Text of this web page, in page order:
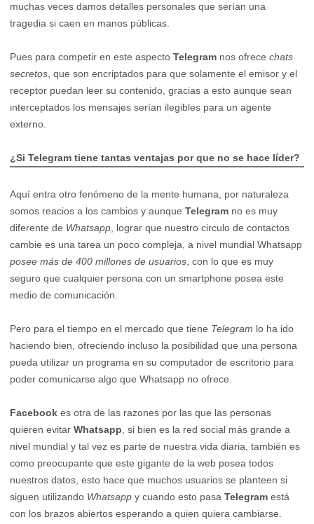
muchas veces damos detalles personales que serían una
tragedia si caen en manos públicas.
Pues para competir en este aspecto Telegram nos ofrece chats
secretos , que son encriptados para que solamente el emisor y el
receptor puedan leer su contenido, gracias a esto aunque sean
interceptados los mensajes serían ilegibles para un agente
externo.
¿Si Telegram tiene tantas ventajas por que no se hace líder?
Aquí entra otro fenómeno de la mente humana, por naturaleza
somos reacios a los cambios y aunque Telegram no es muy
diferente de Whatsapp , lograr que nuestro circulo de contactos
cambie es una tarea un poco compleja, a nivel mundial Whatsapp
posee más de 400 millones de usuarios , con lo que es muy
seguro que cualquier persona con un smartphone posea este
medio de comunicación.
Pero para el tiempo en el mercado que tiene Telegram lo ha ido
haciendo bien, ofreciendo incluso la posibilidad que una persona
pueda utilizar un programa en su computador de escritorio para
poder comunicarse algo que Whatsapp no ofrece.
Facebook es otra de las razones por las que las personas
quieren evitar Whatsapp , si bien es la red social más grande a
nivel mundial y tal vez es parte de nuestra vida diaria, también es
como preocupante que este gigante de la web posea todos
nuestros datos, esto hace que muchos usuarios se planteen si
siguen utilizando Whatsapp y cuando esto pasa Telegram está
con los brazos abiertos esperando a quien quiera cambiarse.